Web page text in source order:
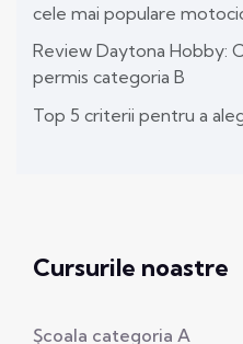
cele mai populare
Review Daytona Hobby:
permis categoria B
Top 5 criterii pentru a
Cursurile noastre
Școala categoria A